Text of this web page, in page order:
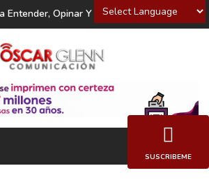
Powered by
Entender, Opinar Y Decidir
SUSCRIBEME